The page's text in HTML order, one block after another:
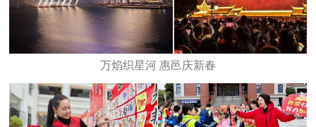
万焰织星河 惠邑庆新春